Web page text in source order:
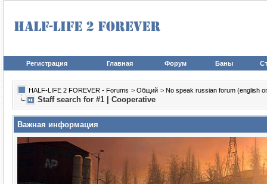
Регистрация Главная Форум Баны
HALF-LIFE 2 FOREVER - Forums > Общий > No speak russian forum (english
Staff search for #1 | Cooperative
Важная информация